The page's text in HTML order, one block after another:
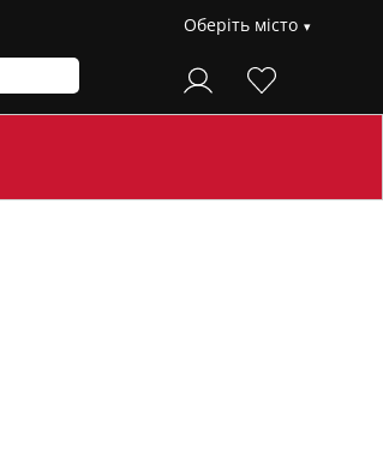
Оберіть місто